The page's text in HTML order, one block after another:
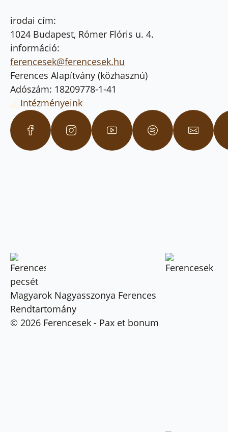
irodai cím:
1024 Budapest, Rómer Flóris u. 4.
információ:
ferencesek@ferencesek.hu
Ferences Alapítvány (közhasznú)
Adószám: 18209778-1-41
Intézményeink
Magyarok Nagyasszonya Ferences
Rendtartomány
© 2026 Ferencesek - Pax et bonum